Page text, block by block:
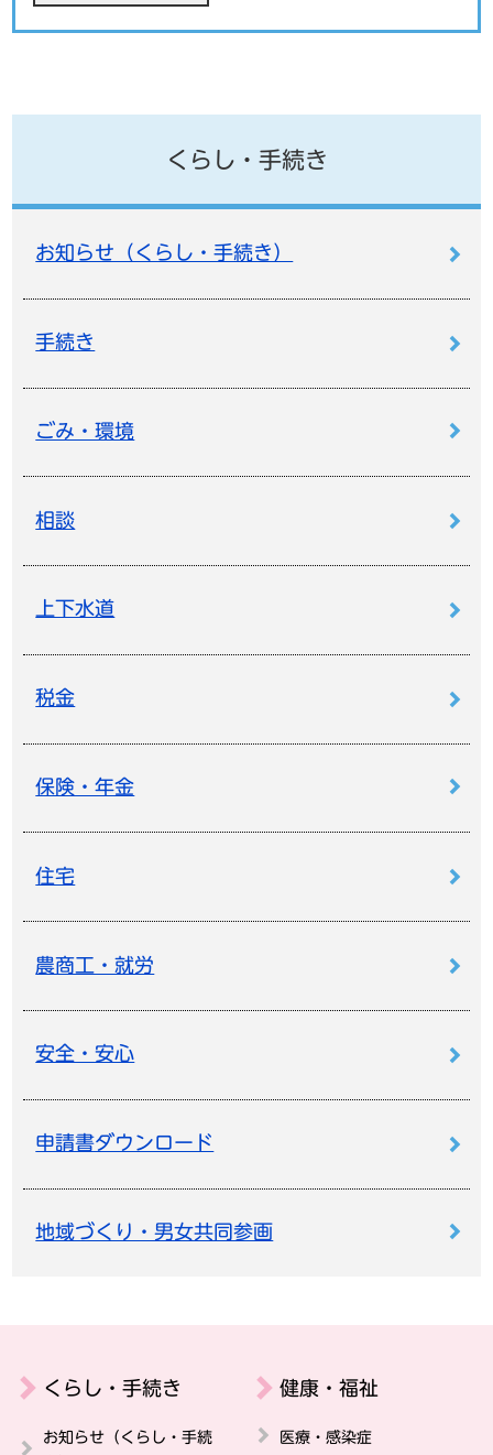
くらし・手続き
お知らせ（くらし・手続き）
手続き
ごみ・環境
相談
上下水道
税金
保険・年金
住宅
農商工・就労
安全・安心
申請書ダウンロード
地域づくり・男女共同参画
くらし・手続き
お知らせ（くらし・手続
健康・福祉
医療・感染症